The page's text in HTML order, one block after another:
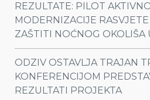
REZULTATE: PILOT
MODERNIZACIJE
ZAŠTITI NOĆNOG
ODZIV OSTAVLJA TRAJAN
KONFERENCIJOM
REZULTATI PROJEKTA